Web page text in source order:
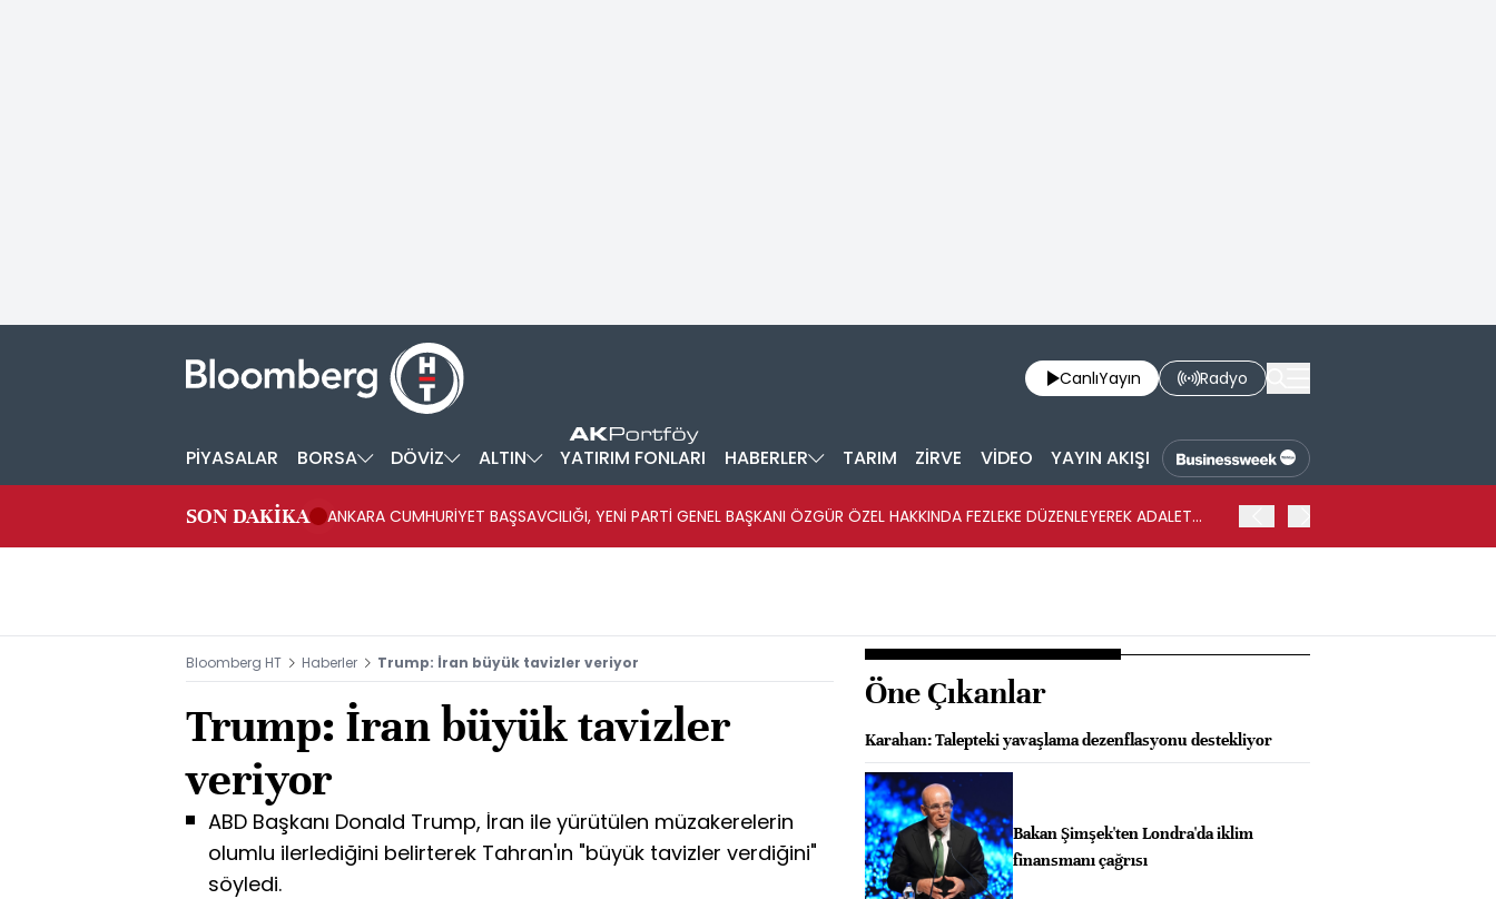
CanlıYayın Radyo
PİYASALAR BORSA DÖVİZ ALTIN YATIRIM FONLARI HABERLER TARIM ZİRVE VİDEO YAYIN AKIŞI
SON DAKİKA
ANKARA CUMHURİYET BAŞSAVCILIĞI, YENİ PARTİ GENEL BAŞKANI ÖZGÜR ÖZEL HAKKINDA FEZLEKE DÜZENLEYEREK ADALET
Bloomberg HT Haberler Trump: İran büyük tavizler veriyor
Trump: İran büyük tavizler
veriyor
ABD Başkanı Donald Trump, İran ile yürütülen müzakerelerin
olumlu ilerlediğini belirterek Tahran'ın "büyük tavizler verdiğini"
söyledi.
Öne Çıkanlar
Karahan: Talepteki yavaşlama dezenflasyonu destekliyor
Bakan Şimşek'ten Londra'da iklim
finansmanı çağrısı